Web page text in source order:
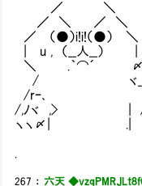
／ ＼
／ ＼ ／ ＼ 流石
／ （●）i!i!（●） ＼
| u , （__人__） |
＼ .｀⌒´ 〆
/ ヾ_
/rｰ､ |
/,ﾉヾ ,> |
ヽヽ〆| .|
267 ： 六天